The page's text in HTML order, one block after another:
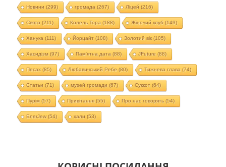
Новини (299) громада (267) Ліцей (216)
Свято (211) Колель Тора (188) Жіночий клуб (149)
Ханука (111) Йорцайт (108) Золотий вік(105)
Хасидізм (97) Пам'ятна дата (88) JFuture (88)
Песах(85) Любавичський Ребе (80) Тижнева глава (74)
Статьи (71) музей громади (67) Суккот (64)
Пурім (57) Привітання(55) Про нас говорять(54)
EnerJew(54) хали (53)